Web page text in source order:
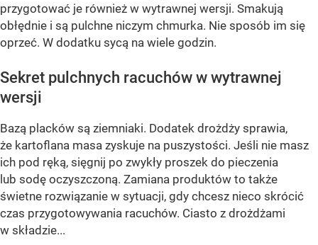
przygotować je również w wytrawnej wersji. Smakują
obłędnie i są pulchne niczym chmurka. Nie sposób im się
oprzeć. W dodatku sycą na wiele godzin.
Sekret pulchnych racuchów w wytrawnej
wersji
Bazą placków są ziemniaki. Dodatek drożdży sprawia,
że kartoflana masa zyskuje na puszystości. Jeśli nie masz
ich pod ręką, sięgnij po zwykły proszek do pieczenia
lub sodę oczyszczoną. Zamiana produktów to także
świetne rozwiązanie w sytuacji, gdy chcesz nieco skrócić
czas przygotowywania racuchów. Ciasto z drożdżami
w składzie...